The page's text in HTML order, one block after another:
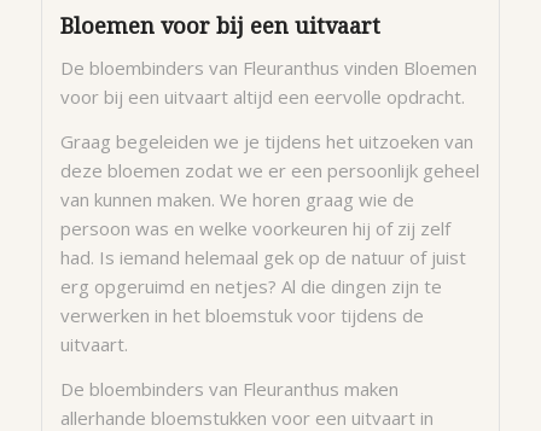
Bloemen voor bij een uitvaart
De bloembinders van Fleuranthus vinden Bloemen
voor bij een uitvaart altijd een eervolle opdracht.
Graag begeleiden we je tijdens het uitzoeken van
deze bloemen zodat we er een persoonlijk geheel
van kunnen maken. We horen graag wie de
persoon was en welke voorkeuren hij of zij zelf
had. Is iemand helemaal gek op de natuur of juist
erg opgeruimd en netjes? Al die dingen zijn te
verwerken in het bloemstuk voor tijdens de
uitvaart.
De bloembinders van Fleuranthus maken
allerhande bloemstukken voor een uitvaart in